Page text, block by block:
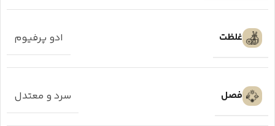
غلظت ادو پرفیوم
فصل سرد و معتدل